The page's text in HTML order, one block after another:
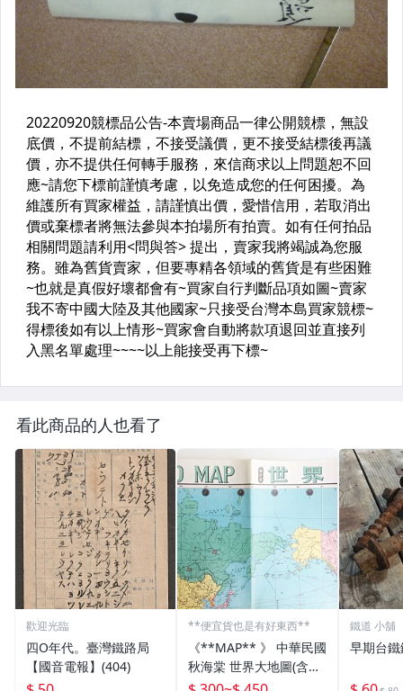
看此商品的人也看了
歡迎光臨
四O年代。臺灣鐵路局
【國音電報】(404)
**便宜貨也是有好東西**
《**MAP** 》 中華民國
秋海棠 世界大地圖(含各
國國旗) 文獻珍藏
鐵道 小舖
早期台